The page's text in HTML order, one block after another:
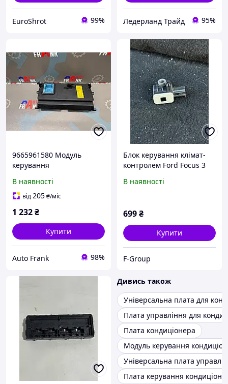
EuroShrot 99% Ледерланд Трайд 95%
9665961580 Модуль
керування
508
В наявності
від205₴/міс
1 232₴
Купити
Auto Frank 98%
Блок керування клімат-
контролем Ford Focus 3
кондиціонера оригінал бв
В наявності
699₴
Купити
F-Group
Дивись також
Універсальна плата для
Плата управління для
Плата кондиціонера
Модуль керування
Універсальна плата
Плата керування